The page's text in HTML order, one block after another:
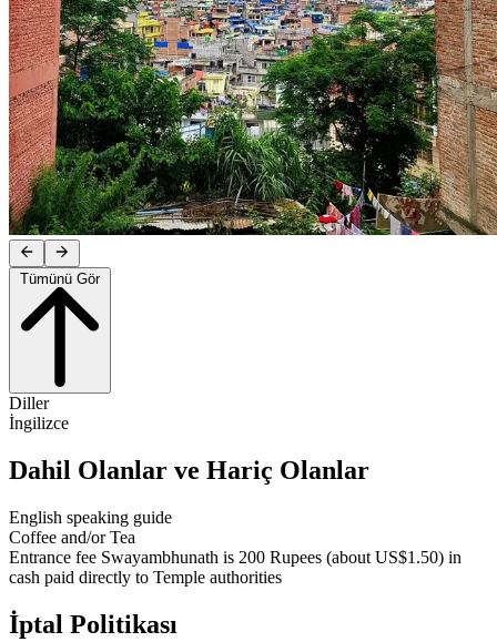
Tümünü Gör
Diller
İngilizce
Dahil Olanlar ve Hariç Olanlar
English speaking guide
Coffee and/or Tea
Entrance fee Swayambhunath is 200 Rupees (about US$1.50) in
cash paid directly to Temple authorities
İptal Politikası